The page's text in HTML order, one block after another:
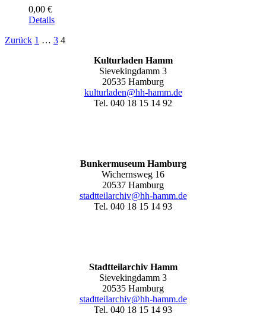
0,00 €
Details
Zurück 1 … 3 4
Kulturladen Hamm
Sievekingdamm 3
20535 Hamburg
kulturladen@hh-hamm.de
Tel. 040 18 15 14 92
Bunkermuseum Hamburg
Wichernsweg 16
20537 Hamburg
stadtteilarchiv@hh-hamm.de
Tel. 040 18 15 14 93
Stadtteilarchiv Hamm
Sievekingdamm 3
20535 Hamburg
stadtteilarchiv@hh-hamm.de
Tel. 040 18 15 14 93